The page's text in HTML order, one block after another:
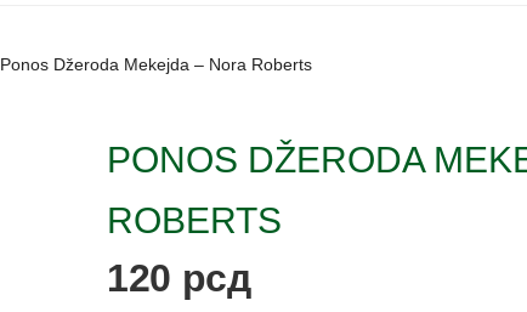
Ponos Džeroda Mekejda – Nora Roberts
PONOS DŽERODA
ROBERTS
120 рсд